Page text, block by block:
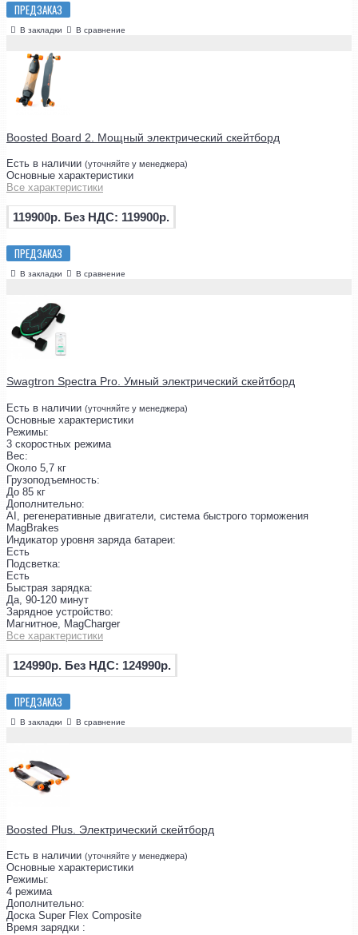
ПРЕДЗАКАЗ
В закладки В сравнение
Boosted Board 2. Мощный электрический скейтборд
Есть в наличии (уточняйте у менеджера)
Основные характеристики
Все характеристики
119900р. Без НДС: 119900р.
ПРЕДЗАКАЗ
В закладки В сравнение
Swagtron Spectra Pro. Умный электрический скейтборд
Есть в наличии (уточняйте у менеджера)
Основные характеристики
Режимы:
3 скоростных режима
Вес:
Около 5,7 кг
Грузоподъемность:
До 85 кг
Дополнительно:
AI, регенеративные двигатели, система быстрого торможения
MagBrakes
Индикатор уровня заряда батареи:
Есть
Подсветка:
Есть
Быстрая зарядка:
Да, 90-120 минут
Зарядное устройство:
Магнитное, MagCharger
Все характеристики
124990р. Без НДС: 124990р.
ПРЕДЗАКАЗ
В закладки В сравнение
Boosted Plus. Электрический скейтборд
Есть в наличии (уточняйте у менеджера)
Основные характеристики
Режимы:
4 режима
Дополнительно:
Доска Super Flex Composite
Время зарядки :